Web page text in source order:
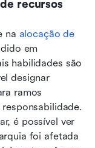
recursos
na alocação de
em
habilidades são
designar
ramos
é possível ver
foi afetada